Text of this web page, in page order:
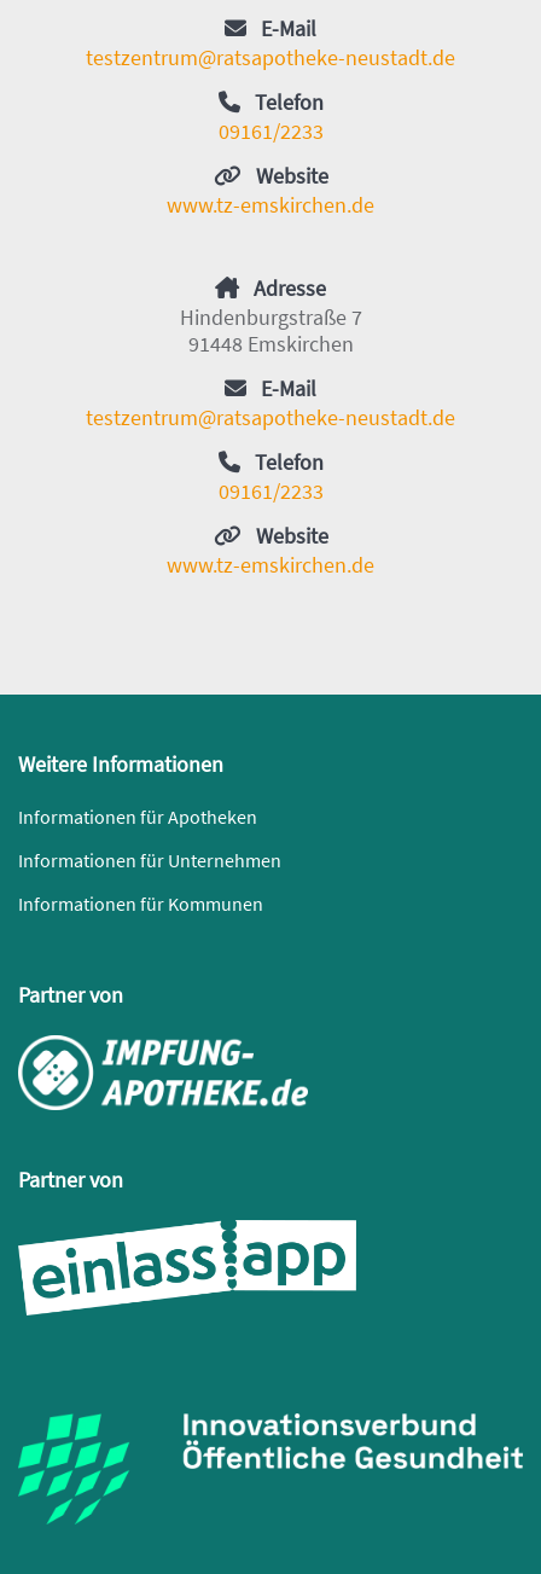
E-Mail
testzentrum@ratsapotheke-neustadt.de
Telefon
09161/2233
Website
www.tz-emskirchen.de
Adresse
Hindenburgstraße 7
91448 Emskirchen
E-Mail
testzentrum@ratsapotheke-neustadt.de
Telefon
09161/2233
Website
www.tz-emskirchen.de
Weitere Informationen
Informationen für Apotheken
Informationen für Unternehmen
Informationen für Kommunen
Partner von
Partner von